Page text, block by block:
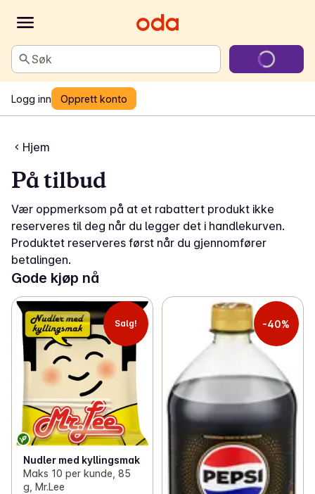
Søk
Logg inn Opprett konto
Hjem
På tilbud
Vær oppmerksom på at et rabattert produkt ikke
reserveres til deg når du legger det i handlekurven.
Produktet reserveres først når du gjennomfører
betalingen.
Gode kjøp nå
Salg!
Nudler med kyllingsmak
Maks 10 per kunde, 85
g, Mr.Lee
-40%